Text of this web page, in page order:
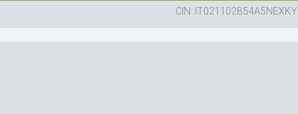
CIN: IT021102B54A5NEXKY